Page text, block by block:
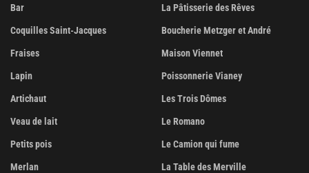
Bar
Coquilles Saint-Jacques
Fraises
Lapin
Artichaut
Veau de lait
Petits pois
Merlan
La Pâtisserie des Rêves
Boucherie Metzger et André
Maison Viennet
Poissonnerie Vianey
Les Trois Dômes
Le Romano
Le Camion qui fume
La Table des Merville